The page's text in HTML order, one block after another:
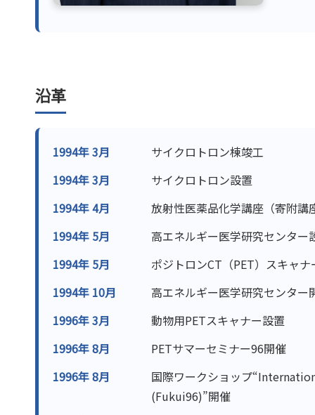
沿革
1994年 3月
サイクロトロン棟竣工
1994年 3月
サイクロトロン設置
1994年 4月
放射性医薬品化学講座（寄附講
1994年 5月
高エネルギー医学研究センター
1994年 5月
ポジトロンCT（PET）スキャナ
1994年 10月
高エネルギー医学研究センター
1996年 3月
動物用PETスキャナー設置
1996年 8月
PETサマーセミナー96開催
1996年 8月
国際ワークショップ
(Fukui96)”開催